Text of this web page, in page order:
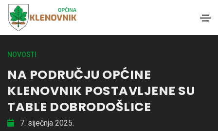
NOVOSTI
NA PODRUČJU OPĆINE
KLENOVNIK POSTAVLJENE SU
TABLE DOBRODOŠLICE
7. siječnja 2025.